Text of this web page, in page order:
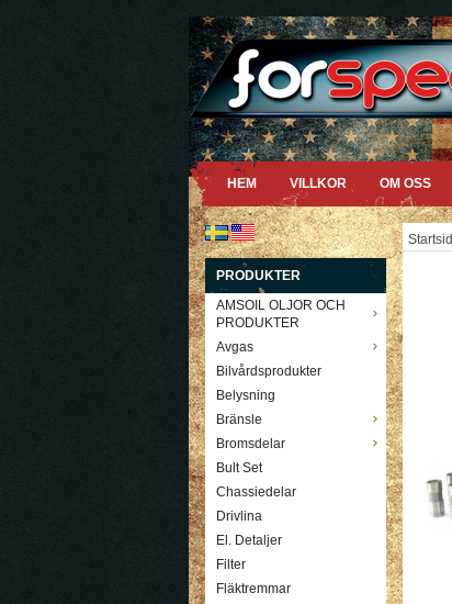
HEM VILLKOR OM OSS
PRODUKTER
AMSOIL OLJOR OCH
PRODUKTER
Avgas
Bilvårdsprodukter
Belysning
Bränsle
Bromsdelar
Bult Set
Chassiedelar
Drivlina
El. Detaljer
Filter
Fläktremmar